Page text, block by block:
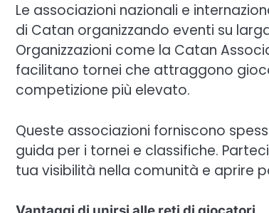
Le associazioni nazionali e
di Catan organizzando eventi su
Organizzazioni come la Catan
facilitano tornei che attraggono
competizione più elevato.
Queste associazioni forniscono
guida per i tornei e classifiche.
tua visibilità nella comunità e aprire